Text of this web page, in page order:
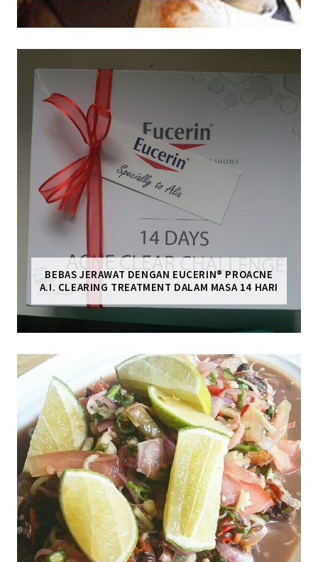
BEBAS JERAWAT DENGAN EUCERIN® PROACNE
A.I. CLEARING TREATMENT DALAM MASA 14 HARI